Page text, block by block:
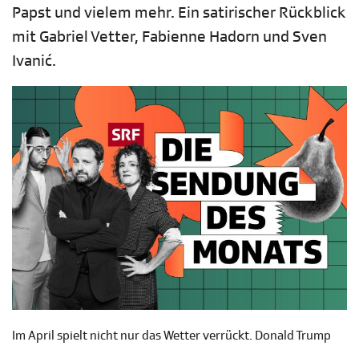
Papst und vielem mehr. Ein satirischer Rückblick
mit Gabriel Vetter, Fabienne Hadorn und Sven
Ivanić.
Im April spielt nicht nur das Wetter verrückt. Donald Trump